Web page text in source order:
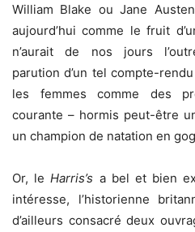
William Blake ou Jane
aujourd’hui comme le fruit
n’aurait de nos jours
parution d’un tel compte-
les femmes comme des
courante – hormis peut-être
un champion de natation en
Or, leHarris’s a bel et bien
intéresse, l’historienne
d’ailleurs consacré deux